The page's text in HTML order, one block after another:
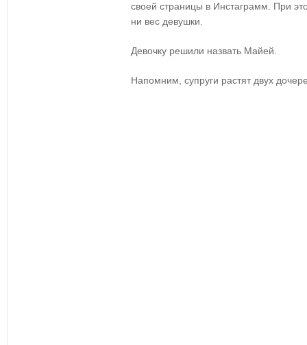
своей страницы в Инстаграмм. При
ни вес девушки.
Девочку решили назвать Майей.
Напомним, супруги растят двух